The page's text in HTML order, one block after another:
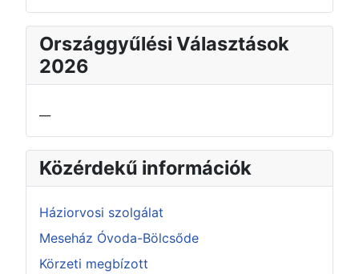
Országgyűlési Választások
2026
Közérdekű információk
Háziorvosi szolgálat
Meseház Óvoda-Bölcsőde
Körzeti megbízott